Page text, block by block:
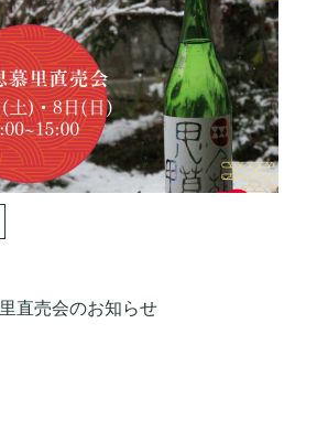
直売会のお知らせ